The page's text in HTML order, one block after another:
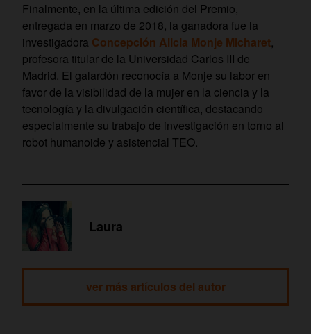
Finalmente, en la última edición del Premio,
entregada en marzo de 2018, la ganadora fue la
investigadora Concepción Alicia Monje Micharet,
profesora titular de la Universidad Carlos III de
Madrid. El galardón reconocía a Monje su labor en
favor de la visibilidad de la mujer en la ciencia y la
tecnología y la divulgación científica, destacando
especialmente su trabajo de investigación en torno al
robot humanoide y asistencial TEO.
Laura
ver más artículos del autor